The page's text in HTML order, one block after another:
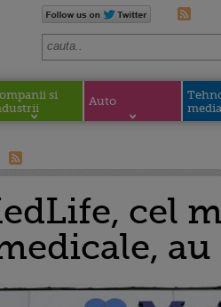
si
Auto
media
cel
au